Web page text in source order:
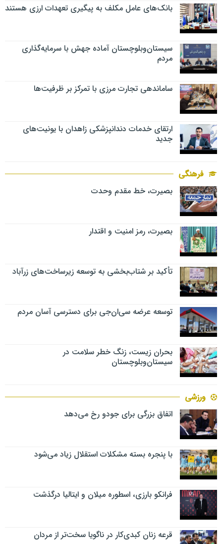
بانک‌های عامل مکلف به پیگیری تعهدات ارزی هستند
سیستان‌وبلوچستان آماده جهش با سرمایه‌گذاری
مردم
ساماندهی تجارت مرزی با تمرکز بر ظرفیت‌ها
ارتقای خدمات دندانپزشکی زاهدان با یونیت‌های
جدید
فرهنگی
بصیرت، خط مقدم وحدت
بصیرت، رمز امنیت و اقتدار
تأکید بر شتاب‌بخشی به توسعه زیرساخت‌های زرآباد
توسعه عرضه سی‌ان‌جی برای دسترسی آسان مردم
بحران زیست، زنگ خطر سلامت در
سیستان‌وبلوچستان
ورزشی
اتفاق بزرگی برای جودو رخ می‌دهد
با پنجره بسته مشکلات استقلال زیاد می‌شود
فرانکو بارزی، اسطوره میلان و ایتالیا درگذشت
قرعه زنان کبدی‌کار در ناگویا سخت‌تر از مردان